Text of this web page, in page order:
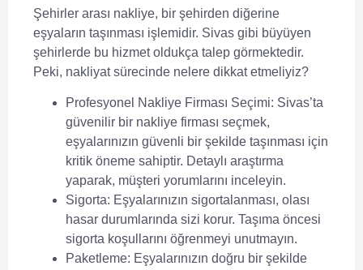
Şehirler arası nakliye, bir şehirden diğerine
eşyaların taşınması işlemidir. Sivas gibi büyüyen
şehirlerde bu hizmet oldukça talep görmektedir.
Peki, nakliyatsürecinde nelere dikkat etmeliyiz?
Profesyonel Nakliye Firması Seçimi: Sivas’ta
güvenilir bir nakliye firması seçmek,
eşyalarınızın güvenli bir şekilde taşınması için
kritik öneme sahiptir. Detaylı araştırma
yaparak, müşteri yorumlarını inceleyin.
Sigorta: Eşyalarınızın sigortalanması, olası
hasar durumlarında sizi korur. Taşıma öncesi
sigorta koşullarını öğrenmeyi unutmayın.
Paketleme: Eşyalarınızın doğru bir şekilde